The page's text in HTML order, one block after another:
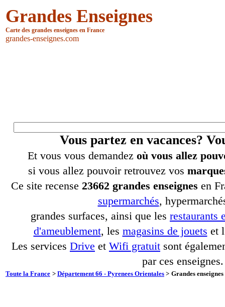
Grandes Enseignes
Carte des grandes enseignes en France
grandes-enseignes.com
Vous partez en vacances?
Et vous vous demandez où vous allez
si vous allez pouvoir retrouvez vos
Ce site recense 23662 grandes enseignes en
supermarchés,
grandes surfaces, ainsi que les restaurants
d'ameublement, les magasins de jouets et
Les services Drive et Wifi gratuit sont
par ces enseignes.
Toute la France > Département 66 - Pyrenees Orientales > Grandes